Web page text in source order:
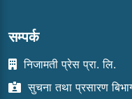
सम्पर्क
निजामती प्रेस प्रा. लि.
सुचना तथा प्रसारण